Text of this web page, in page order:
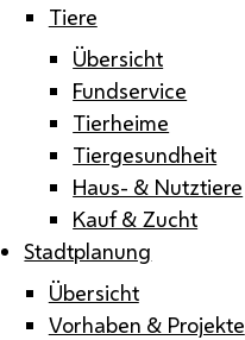
Tiere
Übersicht
Fundservice
Tierheime
Tiergesundheit
Haus- & Nutztiere
Kauf & Zucht
Stadtplanung
Übersicht
Vorhaben & Projekte